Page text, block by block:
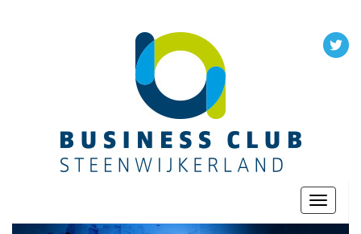
Toggle